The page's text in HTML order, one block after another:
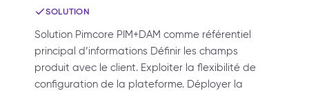
SOLUTION
Solution Pimcore PIM+DAM comme référentiel
principal d’informations Définir les champs
produit avec le client. Exploiter la flexibilité de
configuration de la plateforme. Déployer la